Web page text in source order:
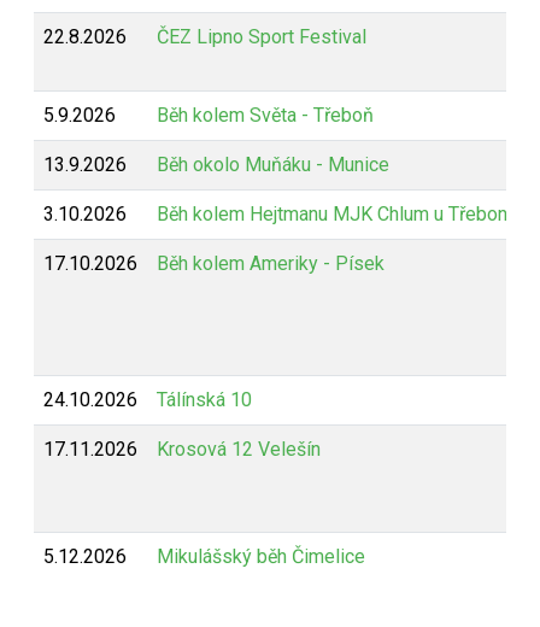
22.8.2026 ČEZ Lipno Sport Festival
5.9.2026 Běh kolem Světa - Třeboň
13.9.2026 Běh okolo Muňáku - Munice
3.10.2026 Běh kolem Hejtmanu MJK Chlum u Třeboně
17.10.2026 Běh kolem Ameriky - Písek
24.10.2026 Tálínská 10
17.11.2026 Krosová 12 Velešín
5.12.2026 Mikulášský běh Čimelice